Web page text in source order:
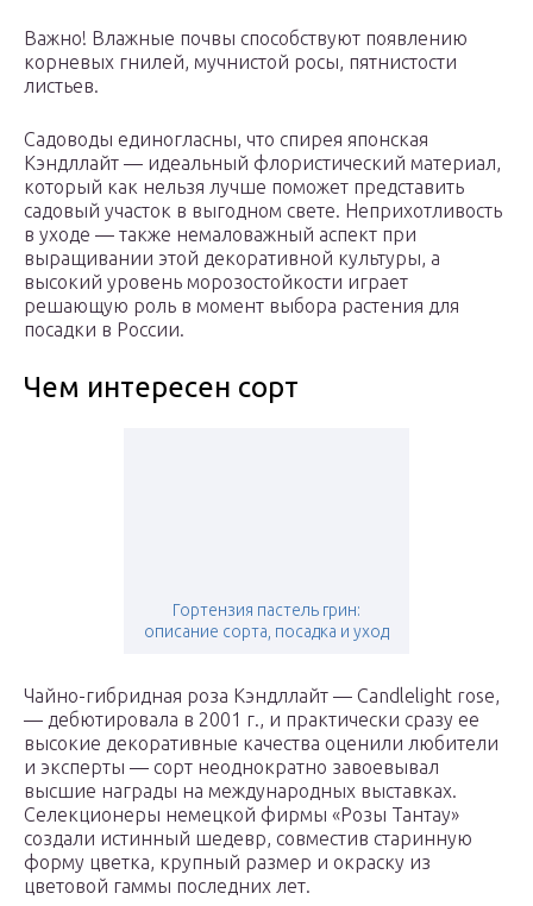
Важно! Влажные почвы способствуют появлению
корневых гнилей, мучнистой росы, пятнистости
листьев.
Садоводы единогласны, что спирея японская
Кэндллайт — идеальный флористический материал,
который как нельзя лучше поможет представить
садовый участок в выгодном свете. Неприхотливость
в уходе — также немаловажный аспект при
выращивании этой декоративной культуры, а
высокий уровень морозостойкости играет
решающую роль в момент выбора растения для
посадки в России.
Чем интересен сорт
Гортензия пастель грин:
описание сорта, посадка и уход
Чайно-гибридная роза Кэндллайт — Candlelight rose,
— дебютировала в 2001 г., и практически сразу ее
высокие декоративные качества оценили любители
и эксперты — сорт неоднократно завоевывал
высшие награды на международных выставках.
Селекционеры немецкой фирмы «Розы Тантау»
создали истинный шедевр, совместив старинную
форму цветка, крупный размер и окраску из
цветовой гаммы последних лет.